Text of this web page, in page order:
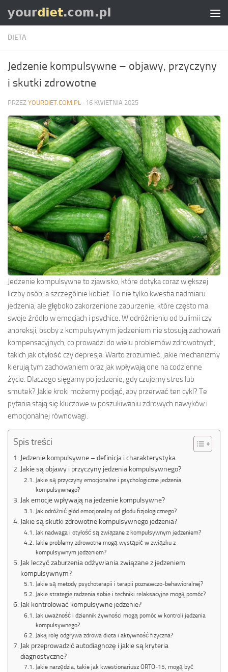
Skip to content
DIETA
Jedzenie kompulsywne – objawy, przyczyny
i skutki zdrowotne
PRZEZ YOURDIET.COM.PL · 16 KWIETNIA 2025
Jedzenie kompulsywne to zjawisko, które dotyka coraz większej
liczby osób, a szczególnie kobiet. To nie tylko kwestia nadmiaru
jedzenia, ale głęboko zakorzenione zaburzenie, które często ma
swoje źródło w emocjach i psychice. W odróżnieniu od bulimii czy
anoreksji, osoby z kompulsywnym jedzeniem nie stosują zachowań
kompensacyjnych, co prowadzi do wielu problemów zdrowotnych,
takich jak otyłość czy depresja. Warto zrozumieć, jakie mechanizmy
kierują tym zachowaniem oraz jak wpływają one na codzienne
życie. Dlaczego sięgamy po jedzenie, gdy czujemy stres lub
smutek? Jakie kroki możemy podjąć, aby przerwać ten cykl? Te
pytania stają się kluczowe w poszukiwaniu zdrowych nawyków i
emocjonalnej równowagi.
Spis treści
Jedzenie kompulsywne – definicja i charakterystyka
Jakie są objawy i przyczyny jedzenia kompulsywnego?
Jakie są przyczyny emocjonalne i psychologiczne jedzenia
kompulsywnego?
Jak emocje wpływają na jedzenie kompulsywne?
Jak odróżnić głód emocjonalny od głodu fizjologicznego?
Jakie są skutki zdrowotne kompulsywnego jedzenia?
Jak nadwaga i otyłość są związane z kompulsywnym jedzeniem?
Jakie problemy zdrowotne mogą wystąpić w związku z
kompulsywnym jedzeniem?
Jak leczyć zaburzenia odżywiania związane z jedzeniem
kompulsywnym?
Jakie są metody psychoterapii i terapii poznawczo-behawioralnej?
Jakie strategie radzenia sobie i techniki relaksacyjne mogą pomóc?
Jak kontrolować kompulsywne jedzenie?
Jak uważność i dziennik żywności mogą pomóc w kontroli jedzenia
kompulsywnego?
Jaką rolę odgrywa zdrowa dieta i aktywność fizyczna?
Jak przeprowadzić autodiagnozę i jakie są kryteria
diagnostyczne?
Jakie narzędzia, takie jak kwestionariusz ORTO-15, mogą być